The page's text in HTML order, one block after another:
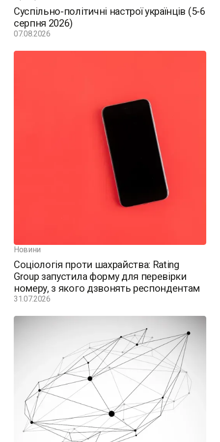
Суспільно-політичні настрої українців (5-6
серпня 2026)
07.08.2026
Новини
Соціологія проти шахрайства: Rating
Group запустила форму для перевірки
номеру, з якого дзвонять респондентам
31.07.2026